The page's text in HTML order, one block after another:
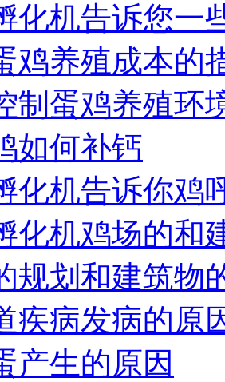
化机告诉您一
鸡养殖成本的
制蛋鸡养殖环
如何补钙
化机告诉你鸡
化机鸡场的和
规划和建筑物
疾病发病的原
产生的原因